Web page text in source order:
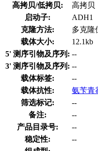
高拷贝/低拷贝:
高拷贝
启动子:
ADH1
克隆方法:
多克隆
载体大小:
12.1kb
5' 测序引物及序列: --
3' 测序引物及序列: --
载体标签:
--
载体抗性:
氨苄青
筛选标记:
--
备注:
--
产品目录号:
--
稳定性:
--